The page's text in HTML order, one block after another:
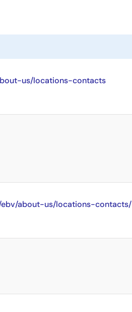
us/locations-contacts
about-us/locations-contacts/